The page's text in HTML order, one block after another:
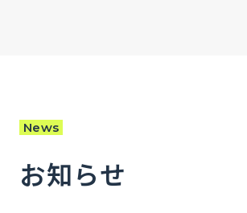
News
お知らせ